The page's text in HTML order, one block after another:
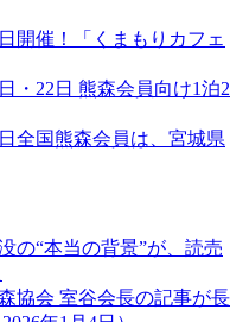
開催！「くまもりカフェ
・22日 熊森会員向け1泊2
全国熊森会員は、宮城県
の“本当の背景”が、読売
協会 室谷会長の記事が長